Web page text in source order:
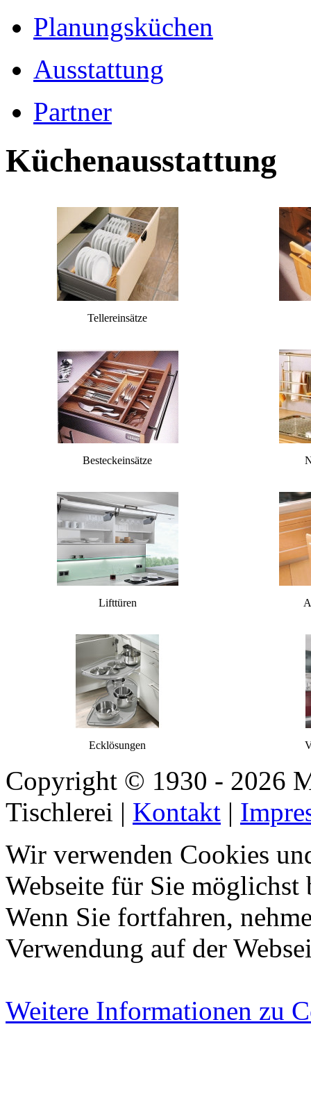
Planungsküchen
Ausstattung
Partner
Küchenausstattung
Tellereinsätze
Besteckeinsätze
Lifttüren
Ecklösungen
Copyright © 1930 - 2026
Tischlerei | Kontakt |
Wir verwenden Cookies
Webseite für Sie möglichst
Wenn Sie fortfahren,
Verwendung auf der
Weitere Informationen zu